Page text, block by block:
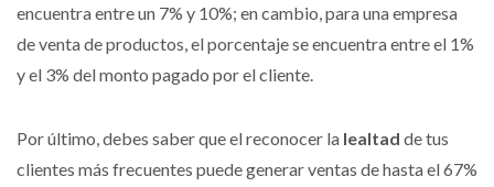
encuentra entre un 7% y 10%; en cambio, para una empresa
de venta de productos, el porcentaje se encuentra entre el 1%
y el 3% del monto pagado por el cliente.
Por último, debes saber que el reconocer la lealtad de tus
clientes más frecuentes puede generar ventas de hasta el 67%